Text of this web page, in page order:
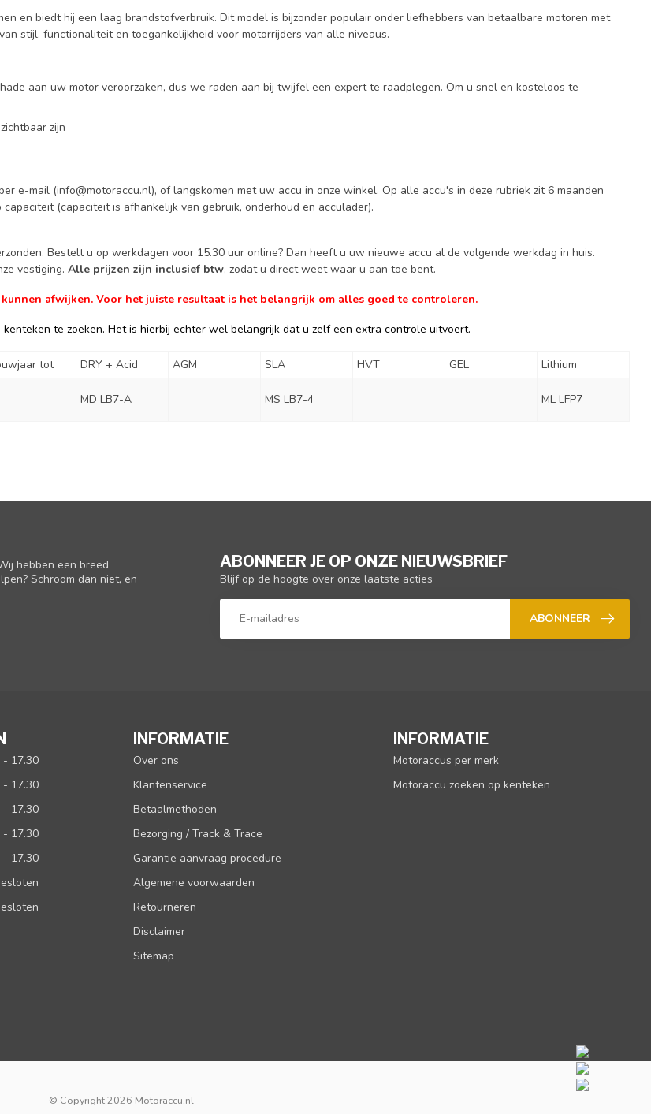
en biedt hij een laag brandstofverbruik. Dit model is bijzonder populair onder liefhebbers van betaalbare motoren met
stijl, functionaliteit en toegankelijkheid voor motorrijders van alle niveaus.
aan uw motor veroorzaken, dus we raden aan bij twijfel een expert te raadplegen. Om u snel en kosteloos te
zijn
e-mail (info@motoraccu.nl), of langskomen met uw accu in onze winkel. Op alle accu's in deze rubriek zit 6 maanden
(capaciteit is afhankelijk van gebruik, onderhoud en acculader).
Bestelt u op werkdagen voor 15.30 uur online? Dan heeft u uw nieuwe accu al de volgende werkdag in huis.
vestiging. Alle prijzen zijn inclusief btw, zodat u direct weet waar u aan toe bent.
afwijken. Voor het juiste resultaat is het belangrijk om alles goed te controleren.
te zoeken. Het is hierbij echter wel belangrijk dat u zelf een extra controle uitvoert.
tot DRY + Acid AGM SLA HVT GEL Lithium
MD LB7-A MS LB7-4 ML LFP7
hebben een breed
Schroom dan niet, en
ABONNEER JE OP ONZE NIEUWSBRIEF
Blijf op de hoogte over onze laatste acties
ABONNEER
- 17.30
- 17.30
- 17.30
- 17.30
- 17.30
INFORMATIE
Over ons
Klantenservice
Betaalmethoden
Bezorging / Track & Trace
Garantie aanvraag procedure
Algemene voorwaarden
Retourneren
Disclaimer
Sitemap
INFORMATIE
Motoraccus per merk
Motoraccu zoeken op kenteken
© Copyright 2026 Motoraccu.nl